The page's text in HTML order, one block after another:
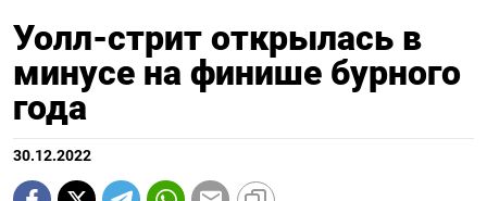
Уолл-стрит открылась в
минусе на финише бурного
года
30.12.2022